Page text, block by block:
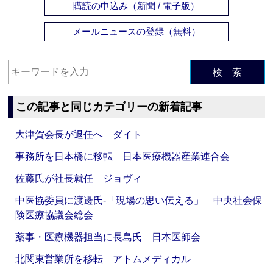
購読の申込み（新聞 / 電子版）
メールニュースの登録（無料）
検 索
この記事と同じカテゴリーの新着記事
大津賀会長が退任へ ダイト
事務所を日本橋に移転 日本医療機器産業連合会
佐藤氏が社長就任 ジョヴィ
中医協委員に渡邊氏‐「現場の思い伝える」 中央社会保
険医療協議会総会
薬事・医療機器担当に長島氏 日本医師会
北関東営業所を移転 アトムメディカル